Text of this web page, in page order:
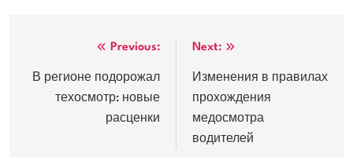
Навигация
по
записям
Previous:
В регионе подорожал
техосмотр: новые
расценки
Next:
Изменения в правилах
прохождения
медосмотра
водителей